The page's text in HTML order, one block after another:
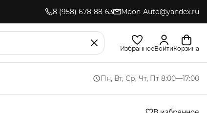
8 (958) 678-88-63 Moon-Auto@yandex.ru
ИзбранноеВойтиКорзина
Пн, Вт, Ср, Чт, Пт 8:00—17:00